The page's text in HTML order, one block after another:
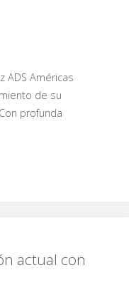
ADS Américas
de su
profunda
actual con